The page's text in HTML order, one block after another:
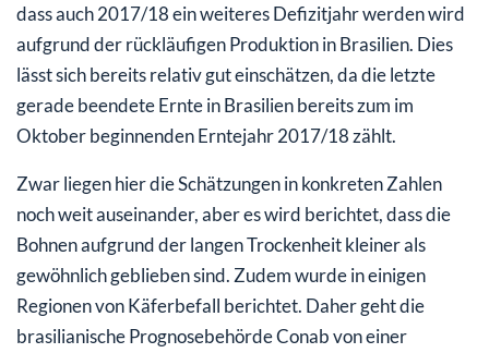
dass auch 2017/18 ein weiteres Defizitjahr werden wird
aufgrund der rückläufigen Produktion in Brasilien. Dies
lässt sich bereits relativ gut einschätzen, da die letzte
gerade beendete Ernte in Brasilien bereits zum im
Oktober beginnenden Erntejahr 2017/18 zählt.
Zwar liegen hier die Schätzungen in konkreten Zahlen
noch weit auseinander, aber es wird berichtet, dass die
Bohnen aufgrund der langen Trockenheit kleiner als
gewöhnlich geblieben sind. Zudem wurde in einigen
Regionen von Käferbefall berichtet. Daher geht die
brasilianische Prognosebehörde Conab von einer